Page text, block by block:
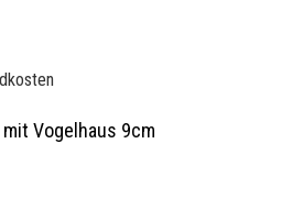
Vogelhaus 9cm